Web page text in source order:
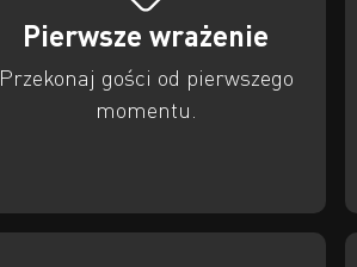
Pierwsze wrażenie
Przekonaj gości od pierwszego
momentu.